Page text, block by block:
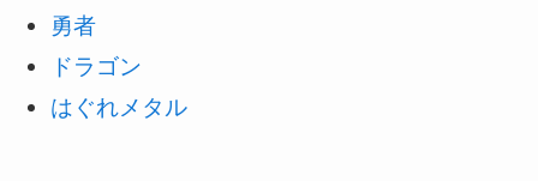
勇者
ドラゴン
はぐれメタル